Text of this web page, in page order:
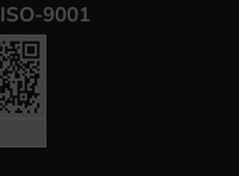
9001